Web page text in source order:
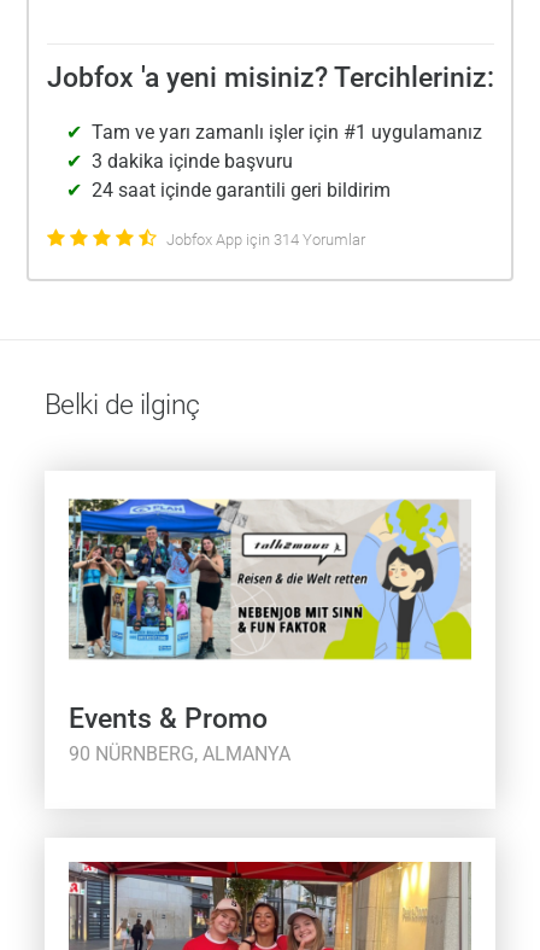
Jobfox 'a yeni misiniz? Tercihleriniz:
Tam ve yarı zamanlı işler için #1 uygulamanız
3 dakika içinde başvuru
24 saat içinde garantili geri bildirim
Jobfox App için 314 Yorumlar
Belki de ilginç
Events & Promo
90 NÜRNBERG, ALMANYA